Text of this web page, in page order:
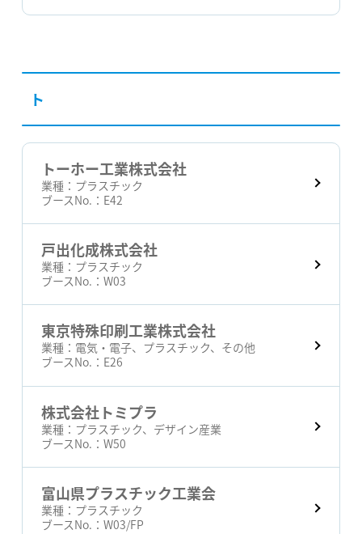
ト
トーホー工業株式会社
業種： プラスチック
ブースNo.： E42
戸出化成株式会社
業種： プラスチック
ブースNo.：W03
東京特殊印刷工業株式会社
業種： 電気・電子、プラスチック、その他
ブースNo.： E26
株式会社トミプラ
業種： プラスチック、デザイン産業
ブースNo.：W50
富山県プラスチック工業会
業種： プラスチック
ブースNo.：W03/FP